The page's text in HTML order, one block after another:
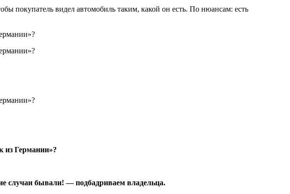
покупатель видел автомобиль таким, какой он есть. По нюансам: есть
случаи бывали! — подбадриваем владельца.